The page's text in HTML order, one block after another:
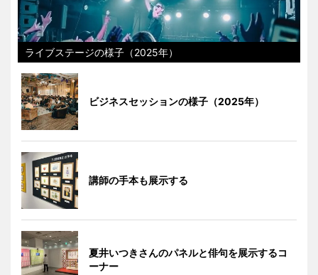
ライブステージの様子（2025年）
ビジネスセッションの様子（2025年）
講師の手本も展示する
夏井いつきさんのパネルと俳句を展示するコ
ーナー